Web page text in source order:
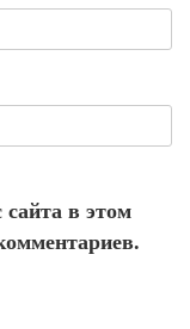
в этом